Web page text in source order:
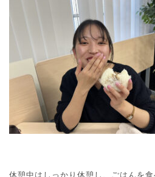
休憩中はしっかり休憩し、ごはんを